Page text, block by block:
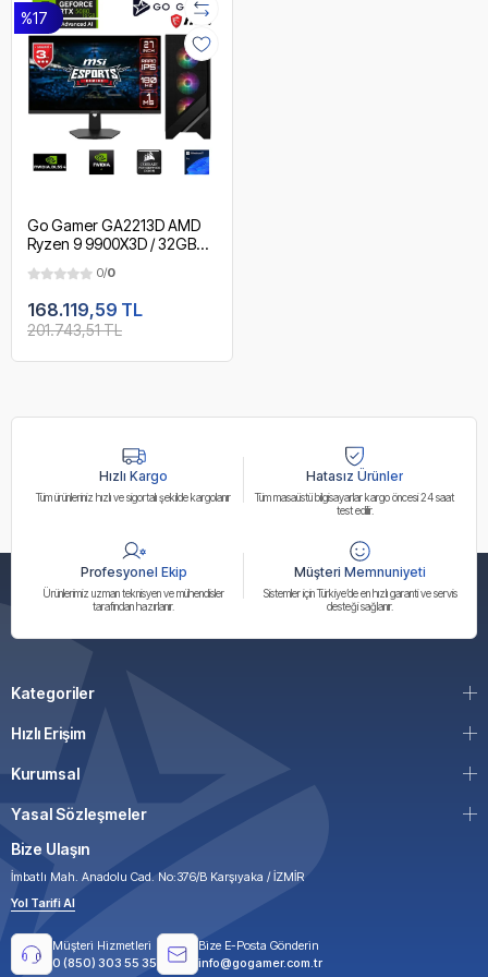
%17
Go Gamer GA2213D AMD
Ryzen 9 9900X3D / 32GB
m.2 SSD / RTX 5080 16GB /
240mm Sıvı Soğutma / MSI
27" 180Hz. / AMD Gaming
Paket
0/0
168.119,59 TL
201.743,51 TL
Hızlı Kargo
Tüm ürünleriniz hızlı ve sigortalı şekilde kargolanır
Hatasız Ürünler
Tüm masaüstü bilgisayarlar kargo öncesi 24 saat
test edilir.
Profesyonel Ekip
Ürünlerimiz uzman teknisyen ve mühendisler
tarafından hazırlanır.
Müşteri Memnuniyeti
Sistemler için Türkiye’de en hızlı garanti ve servis
desteği sağlanır.
Kategoriler
Hızlı Erişim
Kurumsal
Yasal Sözleşmeler
Bize Ulaşın
İmbatlı Mah. Anadolu Cad. No:376/B Karşıyaka / İZMİR
Yol Tarifi Al
Müşteri Hizmetleri
0 (850) 303 55 35
Bize E-Posta Gönderin
info@gogamer.com.tr